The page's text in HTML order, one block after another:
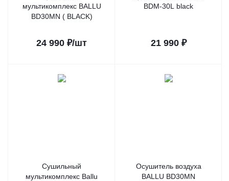
мультикомплекс BALLU
BD30MN ( BLACK)
24 990 ₽/шт
BDM-30L black
21 990₽
Сушильный
мультикомплекс Ballu
Осушитель воздуха
BALLU BD30MN